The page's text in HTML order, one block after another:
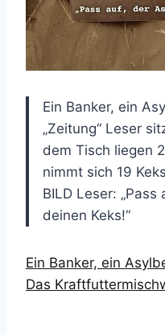
Ein Banker, ein
„Zeitung“ Leser
dem Tisch liegen
nimmt sich 19
BILD Leser:
deinen Keks!“
Ein Banker, ein
Das